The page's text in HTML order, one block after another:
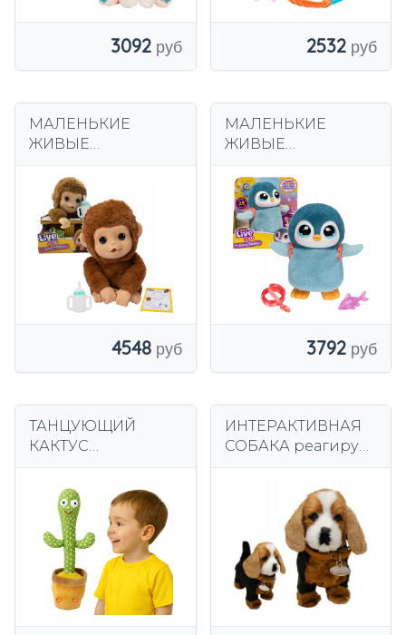
3092 2532
МАЛЕНЬКИЕ
ЖИВЫЕ
ИНТЕРАКТИВНАЯ
ОБЕЗЬЯНА МАНГО,
СОСУЮЩАЯ
ПАЛЬЦЕВОЙ
ПАЛЬЦЕВ
4548
МАЛЕНЬКИЕ
ЖИВЫЕ
ИНТЕРАКТИВНЫЕ
ПРОГУЛЯЮЩИЕСЯ
ПИНГВИНЫ
3792
ТАНЦУЮЩИЙ
КАКТУС
ИГРУШКА ДЛЯ
ДЕТЕЙ ДЕТИ LED
ИНТЕРАКТИВНАЯ
СОБАКА реагирует
ХОДИТ, ЛАЕТ,
талисман БИГЛЬ